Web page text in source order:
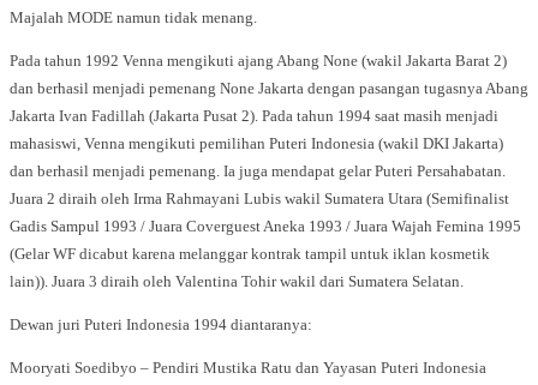
Majalah MODE namun tidak menang.
Pada tahun 1992 Venna mengikuti ajang Abang None (wakil Jakarta Barat 2)
dan berhasil menjadi pemenang None Jakarta dengan pasangan tugasnya Abang
Jakarta Ivan Fadillah (Jakarta Pusat 2). Pada tahun 1994 saat masih menjadi
mahasiswi, Venna mengikuti pemilihan Puteri Indonesia (wakil DKI Jakarta)
dan berhasil menjadi pemenang. Ia juga mendapat gelar Puteri Persahabatan.
Juara 2 diraih oleh Irma Rahmayani Lubis wakil Sumatera Utara (Semifinalist
Gadis Sampul 1993 / Juara Coverguest Aneka 1993 / Juara Wajah Femina 1995
(Gelar WF dicabut karena melanggar kontrak tampil untuk iklan kosmetik
lain)). Juara 3 diraih oleh Valentina Tohir wakil dari Sumatera Selatan.
Dewan juri Puteri Indonesia 1994 diantaranya:
Mooryati Soedibyo – Pendiri Mustika Ratu dan Yayasan Puteri Indonesia